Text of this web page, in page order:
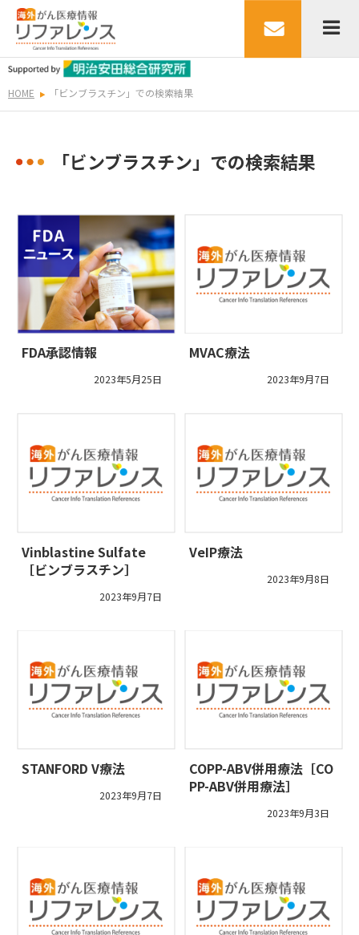
HOME 「ビンブラスチン」での検索結果
「ビンブラスチン」での検索結果
FDA承認情報
2023年5月25日
MVAC療法
2023年9月7日
Vinblastine Sulfate
［ビンブラスチン］
2023年9月7日
VeIP療法
2023年9月8日
STANFORD V療法
2023年9月7日
COPP-ABV併用療法［CO
PP-ABV併用療法］
2023年9月3日